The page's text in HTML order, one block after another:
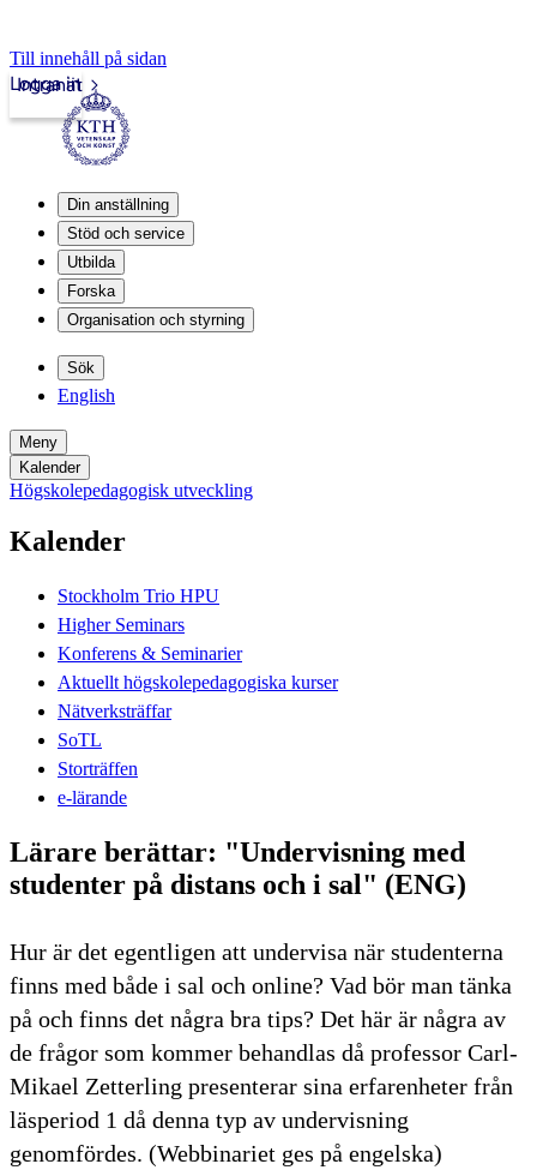
Till innehåll på sidan
Intranät
Logga in
Din anställning
Stöd och service
Utbilda
Forska
Organisation och styrning
Sök
English
Meny
Kalender
Högskolepedagogisk utveckling
Kalender
Stockholm Trio HPU
Higher Seminars
Konferens & Seminarier
Aktuellt högskolepedagogiska kurser
Nätverksträffar
SoTL
Storträffen
e-lärande
Lärare berättar: "Undervisning med
studenter på distans och i sal" (ENG)
Hur är det egentligen att undervisa när studenterna
finns med både i sal och online? Vad bör man tänka
på och finns det några bra tips? Det här är några av
de frågor som kommer behandlas då professor Carl-
Mikael Zetterling presenterar sina erfarenheter från
läsperiod 1 då denna typ av undervisning
genomfördes. (Webbinariet ges på engelska)